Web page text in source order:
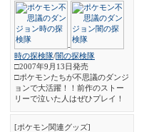
-
時の探検隊/闇の探検隊
□2007年9月13日発売
□ポケモンたちが不思議のダンジ
ョンで大活躍！！前作のストー
リーで泣いた人はぜひプレイ！
[ポケモン関連グッズ]